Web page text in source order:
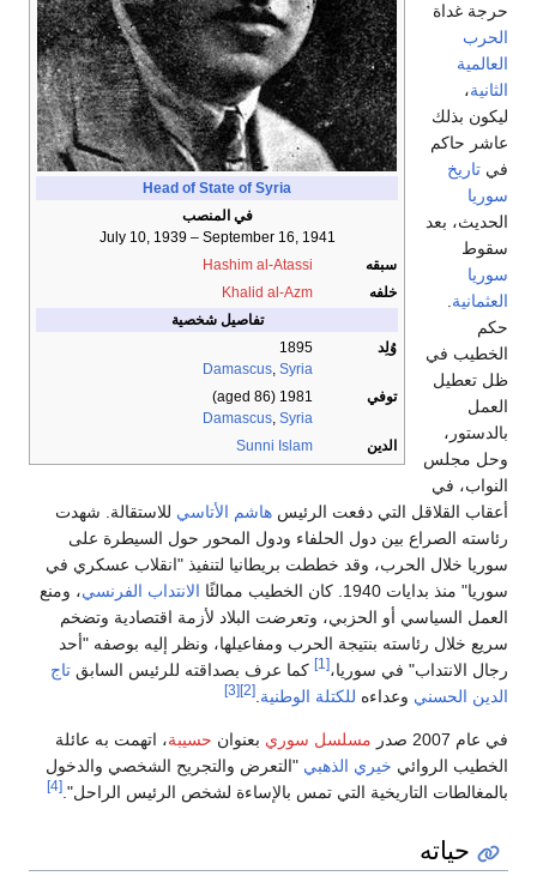
Head of State of Syria
في المنصب
July 10, 1939 – September 16, 1941
سبقه
Hashim al-Atassi
خلفه
Khalid al-Azm
تفاصيل شخصية
وُلِد
1895
Damascus, Syria
توفي
1981 (aged 86)
Damascus, Syria
الدين
Sunni Islam
حرجة غداة
الحرب
العالمية
الثانية،
ليكون بذلك
عاشر حاكم
في تاريخ
سوريا
الحديث، بعد
سقوط
سوريا
العثمانية
حكم
الخطيب في
ظل تعطيل
العمل
بالدستور،
وحل مجلس
النواب، في
أعقاب القلاقل التي دفعت الرئيس هاشم الأتاسي للاستقالة. شهدت
رئاسته الصراع بين دول الحلفاء ودول المحور حول السيطرة على
سوريا خلال الحرب، وقد خططت بريطانيا لتنفيذ "انقلاب عسكري في
سوريا" منذ بدايات 1940. كان الخطيب ممالئًا
الانتداب الفرنسي، ومنع
العمل السياسي أو الحزبي، وتعرضت البلاد لأزمة اقتصادية وتضخم
سريع خلال رئاسته بنتيجة الحرب ومفاعيلها، ونظر إليه بوصفه "أحد
رجال الانتداب" في سوريا،[1] كما عرف بصداقته للرئيس السابق تاج
الدين الحسني وعداءه للكتلة الوطنية [2]
[3]
في عام 2007 صدر مسلسل سوري بعنوان حسيبة، اتهمت به عائلة
الخطيب الروائي خيري الذهبي "التعرض والتجريح الشخصي والدخول
بالمغالطات التاريخية التي تمس بالإساءة لشخص الرئيس الراحل". [4]
حياته